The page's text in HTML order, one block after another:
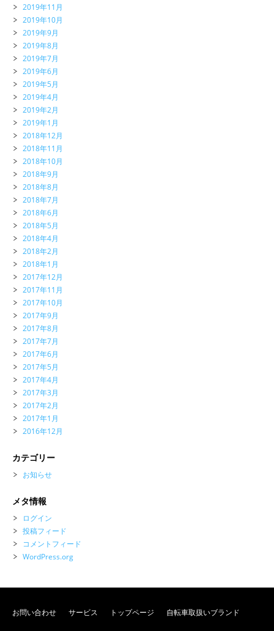
2019年11月
2019年10月
2019年9月
2019年8月
2019年7月
2019年6月
2019年5月
2019年4月
2019年2月
2019年1月
2018年12月
2018年11月
2018年10月
2018年9月
2018年8月
2018年7月
2018年6月
2018年5月
2018年4月
2018年2月
2018年1月
2017年12月
2017年11月
2017年10月
2017年9月
2017年8月
2017年7月
2017年6月
2017年5月
2017年4月
2017年3月
2017年2月
2017年1月
2016年12月
カテゴリー
お知らせ
メタ情報
ログイン
投稿フィード
コメントフィード
WordPress.org
お問い合わせ サービス トップページ 自転車取扱いブランド